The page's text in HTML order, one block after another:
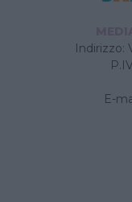
Indirizzo:
E-